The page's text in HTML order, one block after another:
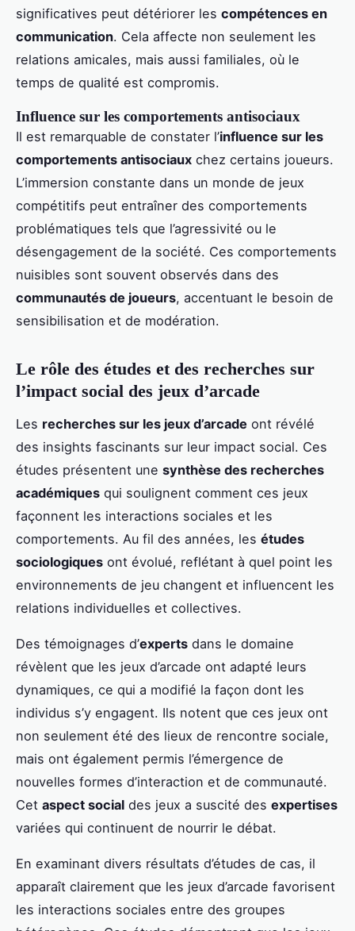
significatives peut détériorer les compétences en
communication. Cela affecte non seulement les
relations amicales, mais aussi familiales, où le
temps de qualité est compromis.
Influence sur les comportements antisociaux
Il est remarquable de constater l’influence sur les
comportements antisociaux chez certains joueurs.
L’immersion constante dans un monde de jeux
compétitifs peut entraîner des comportements
problématiques tels que l’agressivité ou le
désengagement de la société. Ces comportements
nuisibles sont souvent observés dans des
communautés de joueurs, accentuant le besoin de
sensibilisation et de modération.
Le rôle des études et des recherches sur
l’impact social des jeux d’arcade
Les recherches sur les jeux d’arcade ont révélé
des insights fascinants sur leur impact social. Ces
études présentent une synthèse des recherches
académiques qui soulignent comment ces jeux
façonnent les interactions sociales et les
comportements. Au fil des années, les études
sociologiques ont évolué, reflétant à quel point les
environnements de jeu changent et influencent les
relations individuelles et collectives.
Des témoignages d’experts dans le domaine
révèlent que les jeux d’arcade ont adapté leurs
dynamiques, ce qui a modifié la façon dont les
individus s’y engagent. Ils notent que ces jeux ont
non seulement été des lieux de rencontre sociale,
mais ont également permis l’émergence de
nouvelles formes d’interaction et de communauté.
Cet aspect social des jeux a suscité des expertises
variées qui continuent de nourrir le débat.
En examinant divers résultats d’études de cas, il
apparaît clairement que les jeux d’arcade favorisent
les interactions sociales entre des groupes